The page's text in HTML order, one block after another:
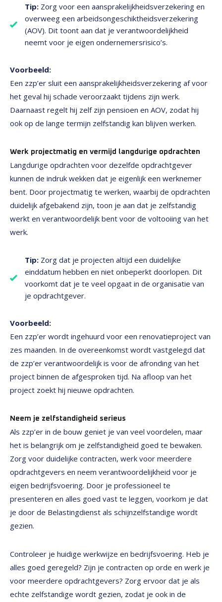
Tip: Zorg voor een aansprakelijkheidsverzekering en
overweeg een arbeidsongeschiktheidsverzekering
(AOV). Dit toont aan dat je verantwoordelijkheid
neemt voor je eigen ondernemersrisico’s.
Voorbeeld:
Een zzp’er sluit een aansprakelijkheidsverzekering af voor
het geval hij schade veroorzaakt tijdens zijn werk.
Daarnaast regelt hij zelf zijn pensioen en AOV, zodat hij
ook op de lange termijn zelfstandig kan blijven werken.
Werk projectmatig en vermijd langdurige opdrachten
Langdurige opdrachten voor dezelfde opdrachtgever
kunnen de indruk wekken dat je eigenlijk een werknemer
bent. Door projectmatig te werken, waarbij de opdrachten
duidelijk afgebakend zijn, toon je aan dat je zelfstandig
werkt en verantwoordelijk bent voor de voltooiing van het
werk.
Tip: Zorg dat je projecten altijd een duidelijke
einddatum hebben en niet onbeperkt doorlopen. Dit
voorkomt dat je te veel opgaat in de organisatie van
je opdrachtgever.
Voorbeeld:
Een zzp’er wordt ingehuurd voor een renovatieproject van
zes maanden. In de overeenkomst wordt vastgelegd dat
de zzp’er verantwoordelijk is voor de afronding van het
project binnen de afgesproken tijd. Na afloop van het
project zoekt hij nieuwe opdrachten.
Neem je zelfstandigheid serieus
Als zzp’er in de bouw geniet je van veel voordelen, maar
het is belangrijk om je zelfstandigheid goed te bewaken.
Zorg voor duidelijke contracten, werk voor meerdere
opdrachtgevers en neem verantwoordelijkheid voor je
eigen bedrijfsvoering. Door je professioneel te
presenteren en alles goed vast te leggen, voorkom je dat
je door de Belastingdienst als schijnzelfstandige wordt
gezien.
Controleer je huidige werkwijze en bedrijfsvoering. Heb je
alles goed geregeld? Zijn je contracten op orde en werk je
voor meerdere opdrachtgevers? Zorg ervoor dat je als
echte zelfstandige wordt gezien, zodat je ook in de